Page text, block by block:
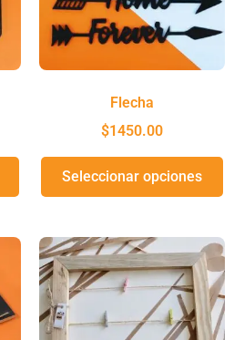
Flecha
$1450.00
Seleccionar opciones